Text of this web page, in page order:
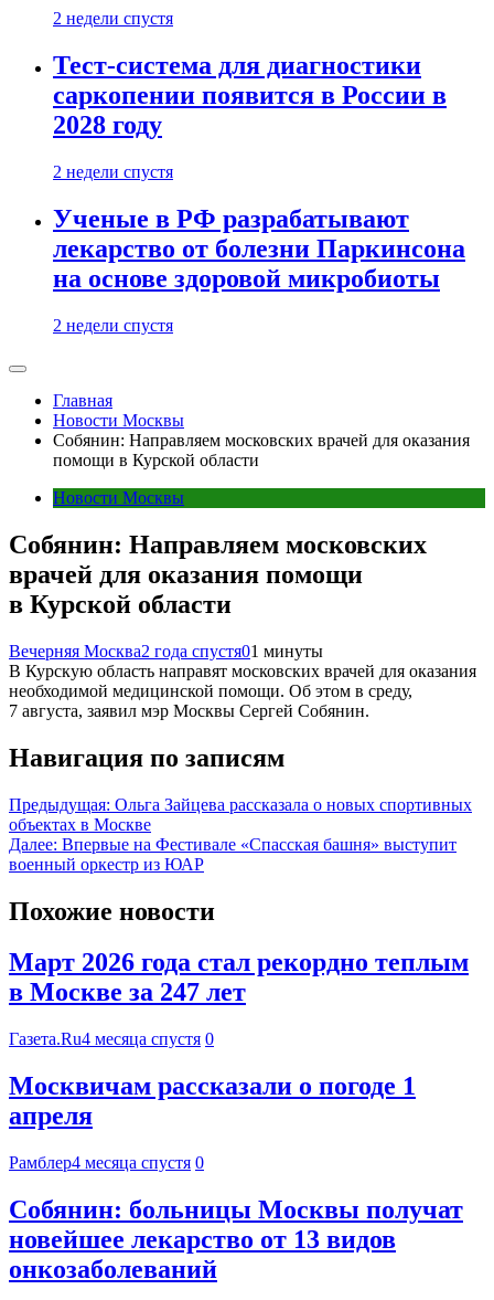
2 недели спустя
Тест-система для диагностики
саркопении появится в России в
2028 году
2 недели спустя
Ученые в РФ разрабатывают
лекарство от болезни Паркинсона
на основе здоровой микробиоты
2 недели спустя
Главная
Новости Москвы
Собянин: Направляем московских врачей для оказания
помощи в Курской области
Новости Москвы
Собянин: Направляем московских
врачей для оказания помощи
в Курской области
Вечерняя Москва2 года спустя01 минуты
В Курскую область направят московских врачей для оказания
необходимой медицинской помощи. Об этом в среду,
7 августа, заявил мэр Москвы Сергей Собянин.
Навигация по записям
Предыдущая: Ольга Зайцева рассказала о новых спортивных
объектах в Москве
Далее: Впервые на Фестивале «Спасская башня» выступит
военный оркестр из ЮАР
Похожие новости
Март 2026 года стал рекордно теплым
в Москве за 247 лет
Газета.Ru4 месяца спустя 0
Москвичам рассказали о погоде 1
апреля
Рамблер4 месяца спустя 0
Собянин: больницы Москвы получат
новейшее лекарство от 13 видов
онкозаболеваний